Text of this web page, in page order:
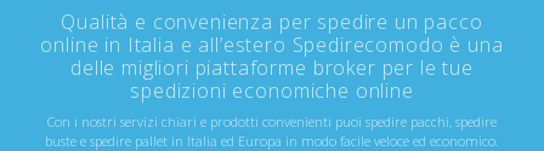
Qualità e convenienza per spedire un pacco
online in Italia e all’estero Spedirecomodo è una
delle migliori piattaforme broker per le tue
spedizioni economiche online
Con i nostri servizi chiari e prodotti convenienti puoi spedire pacchi, spedire
buste e spedire pallet in Italia ed Europa in modo facile veloce ed economico.